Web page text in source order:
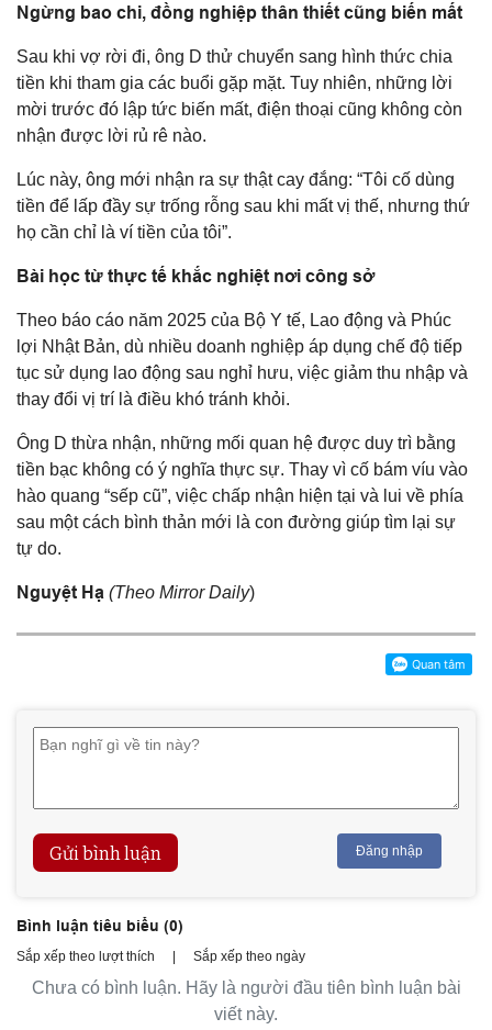
Ngừng bao chi, đồng nghiệp thân thiết cũng biến mất
Sau khi vợ rời đi, ông D thử chuyển sang hình thức chia
tiền khi tham gia các buổi gặp mặt. Tuy nhiên, những lời
mời trước đó lập tức biến mất, điện thoại cũng không còn
nhận được lời rủ rê nào.
Lúc này, ông mới nhận ra sự thật cay đắng: “Tôi cố dùng
tiền để lấp đầy sự trống rỗng sau khi mất vị thế, nhưng thứ
họ cần chỉ là ví tiền của tôi”.
Bài học từ thực tế khắc nghiệt nơi công sở
Theo báo cáo năm 2025 của Bộ Y tế, Lao động và Phúc
lợi Nhật Bản, dù nhiều doanh nghiệp áp dụng chế độ tiếp
tục sử dụng lao động sau nghỉ hưu, việc giảm thu nhập và
thay đổi vị trí là điều khó tránh khỏi.
Ông D thừa nhận, những mối quan hệ được duy trì bằng
tiền bạc không có ý nghĩa thực sự. Thay vì cố bám víu vào
hào quang “sếp cũ”, việc chấp nhận hiện tại và lui về phía
sau một cách bình thản mới là con đường giúp tìm lại sự
tự do.
Nguyệt Hạ (Theo Mirror Daily)
Gửi bình luận Đăng nhập
Bình luận tiêu biểu (0)
Sắp xếp theo lượt thích | Sắp xếp theo ngày
Chưa có bình luận. Hãy là người đầu tiên bình luận bài
viết này.